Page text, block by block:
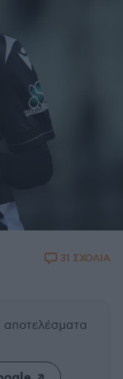
31 ΣΧΟΛΙΑ
αποτελέσματα